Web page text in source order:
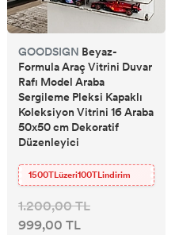
GOODSIGN Beyaz-
Formula Araç Vitrini Duvar
Rafı Model Araba
Sergileme Pleksi Kapaklı
Koleksiyon Vitrini 16 Araba
50x50 cm Dekoratif
Düzenleyici
1500TLüzeri100TLindirim
1.200,00 TL
999,00 TL